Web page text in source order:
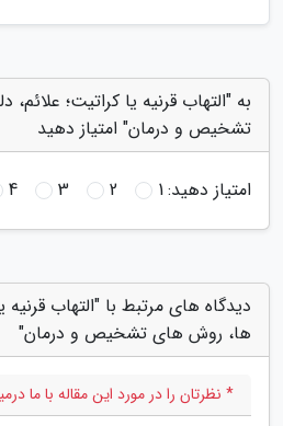
به "التهاب قرنیه یا کراتیت؛
تشخیص و درمان" امتیاز دهید
امتیاز دهید:1
2
3
4
دیدگاه های مرتبط با "التهاب قرنیه
ها، روش های تشخیص و درمان"
* نظرتان را در مورد این مقاله با ما